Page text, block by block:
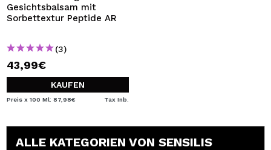
Gesichtsbalsam mit
Sorbettextur Peptide AR
(3)
43,99€
KAUFEN
Preis x 100 Ml: 87,98€ Tax Inb.
ALLE KATEGORIEN VON SENSILIS